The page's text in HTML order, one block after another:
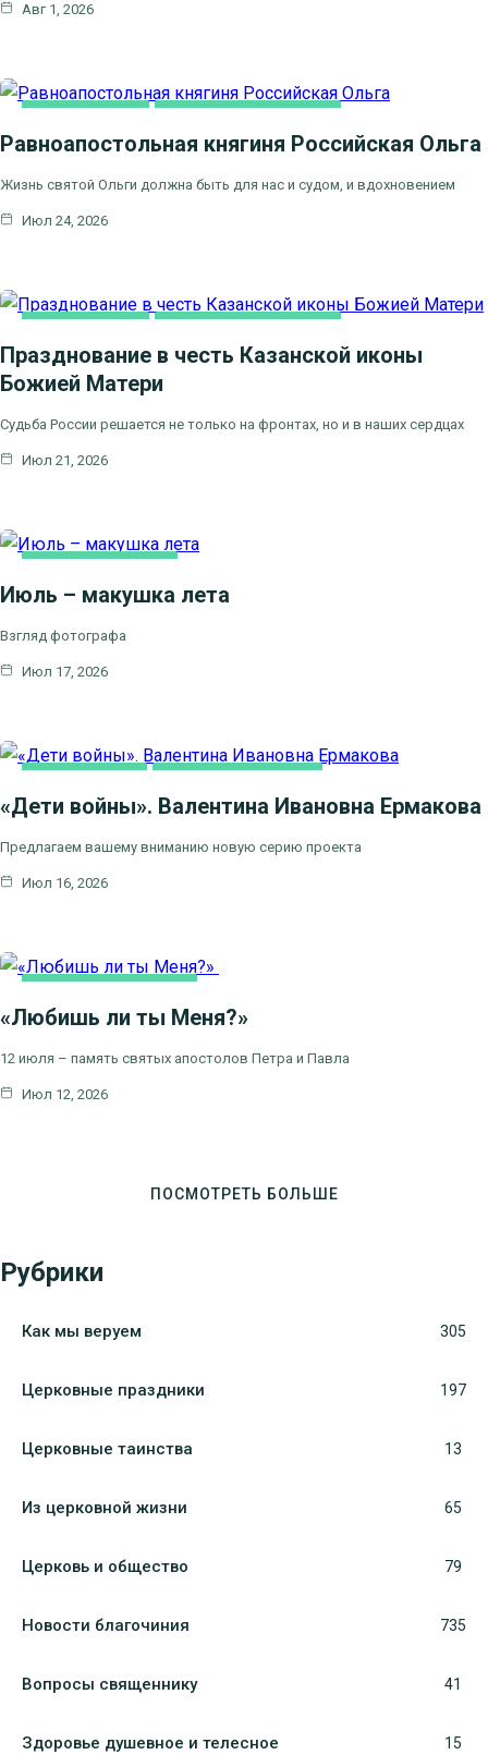
Авг 1, 2026
Равноапостольная княгиня Российская Ольга
Жизнь святой Ольги должна быть для нас и судом, и вдохновением
Июл 24, 2026
Празднование в честь Казанской иконы
Божией Матери
Судьба России решается не только на фронтах, но и в наших сердцах
Июл 21, 2026
ИСКУCСТВО
Июль – макушка лета
Взгляд фотографа
Июл 17, 2026
«Дети войны». Валентина Ивановна Ермакова
Предлагаем вашему вниманию новую серию проекта
Июл 16, 2026
ПРАЗДНИКИ
«Любишь ли ты Меня?»
12 июля – память святых апостолов Петра и Павла
Июл 12, 2026
ПОСМОТРЕТЬ БОЛЬШЕ
Рубрики
Как мы веруем 305
Церковные праздники 197
Церковные таинства 13
Из церковной жизни 65
Церковь и общество 79
Новости благочиния 735
Вопросы священнику 41
Здоровье душевное и телесное 15